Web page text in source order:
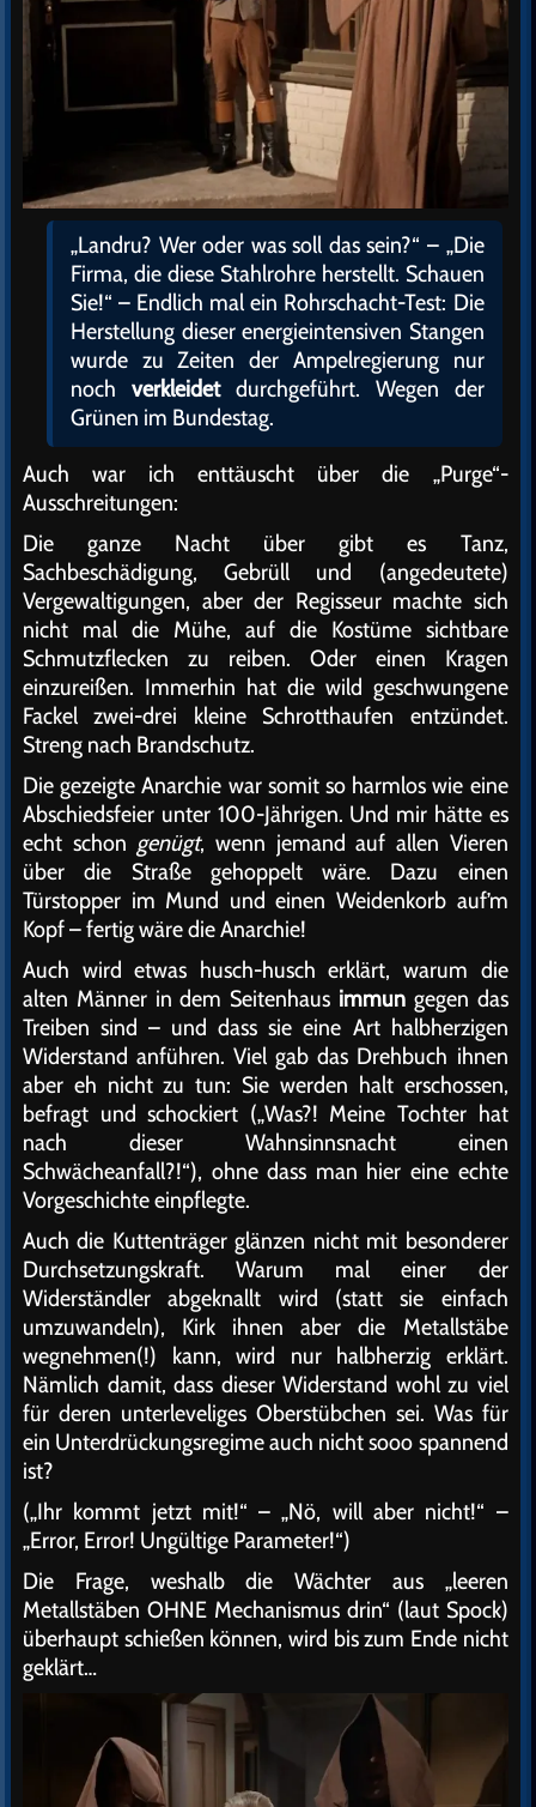
„Landru? Wer oder was soll das sein?“ – „Die
Firma, die diese Stahlrohre herstellt. Schauen
Sie!“ – Endlich mal ein Rohrschacht-Test: Die
Herstellung dieser energieintensiven Stangen
wurde zu Zeiten der Ampelregierung nur
noch verkleidetdurchgeführt. Wegen der
Grünen im Bundestag.
Auch war ich enttäuscht über die „Purge“-
Ausschreitungen:
Die ganze Nacht über gibt es Tanz,
Sachbeschädigung, Gebrüll und (angedeutete)
Vergewaltigungen, aber der Regisseur machte sich
nicht mal die Mühe, auf die Kostüme sichtbare
Schmutzflecken zu reiben. Oder einen Kragen
einzureißen. Immerhin hat die wild geschwungene
Fackel zwei-drei kleine Schrotthaufen entzündet.
Streng nach Brandschutz.
Die gezeigte Anarchie war somit so harmlos wie eine
Abschiedsfeier unter 100-Jährigen. Und mir hätte es
echt schon genügt, wenn jemand auf allen Vieren
über die Straße gehoppelt wäre. Dazu einen
Türstopper im Mund und einen Weidenkorb auf’m
Kopf – fertig wäre die Anarchie!
Auch wird etwas husch-husch erklärt, warum die
alten Männer in dem Seitenhaus immun gegen das
Treiben sind – und dass sie eine Art halbherzigen
Widerstand anführen. Viel gab das Drehbuch ihnen
aber eh nicht zu tun: Sie werden halt erschossen,
befragt und schockiert („Was?! Meine Tochter hat
nach dieser Wahnsinnsnacht einen
Schwächeanfall?!“), ohne dass man hier eine echte
Vorgeschichte einpflegte.
Auch die Kuttenträger glänzen nicht mit besonderer
Durchsetzungskraft. Warum mal einer der
Widerständler abgeknallt wird (statt sie einfach
umzuwandeln), Kirk ihnen aber die Metallstäbe
wegnehmen(!) kann, wird nur halbherzig erklärt.
Nämlich damit, dass dieser Widerstand wohl zu viel
für deren unterleveliges Oberstübchen sei. Was für
ein Unterdrückungsregime auch nicht sooo spannend
ist?
(„Ihr kommt jetzt mit!“ – „Nö, will aber nicht!“ –
„Error, Error! Ungültige Parameter!“)
Die Frage, weshalb die Wächter aus „leeren
Metallstäben OHNE Mechanismus drin“ (laut Spock)
überhaupt schießen können, wird bis zum Ende nicht
geklärt…